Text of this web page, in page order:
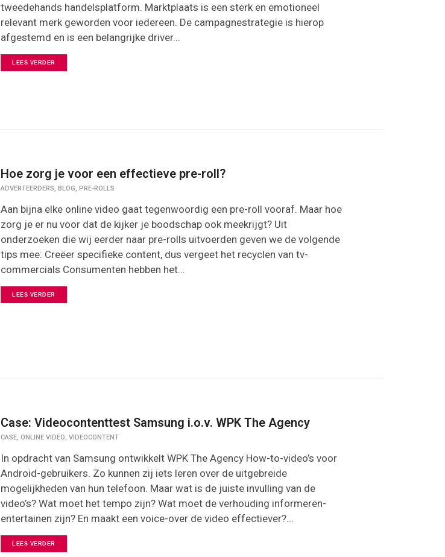
tweedehands handelsplatform. Marktplaats is een sterk en emotioneel
relevant merk geworden voor iedereen. De campagnestrategie is hierop
afgestemd en is een belangrijke driver...
LEES VERDER
Hoe zorg je voor een effectieve pre-roll?
ADVERTEERDERS, BLOG, PRE-ROLLS
Aan bijna elke online video gaat tegenwoordig een pre-roll vooraf. Maar hoe
zorg je er nu voor dat de kijker je boodschap ook meekrijgt? Uit
onderzoeken die wij eerder naar pre-rolls uitvoerden geven we de volgende
tips mee: Creëer specifieke content, dus vergeet het recyclen van tv-
commercials Consumenten hebben het...
LEES VERDER
Case: Videocontenttest Samsung i.o.v. WPK The Agency
CASE, ONLINE VIDEO, VIDEOCONTENT
In opdracht van Samsung ontwikkelt WPK The Agency How-to-video’s voor
Android-gebruikers. Zo kunnen zij iets leren over de uitgebreide
mogelijkheden van hun telefoon. Maar wat is de juiste invulling van de
video’s? Wat moet het tempo zijn? Wat moet de verhouding informeren-
entertainen zijn? En maakt een voice-over de video effectiever?...
LEES VERDER